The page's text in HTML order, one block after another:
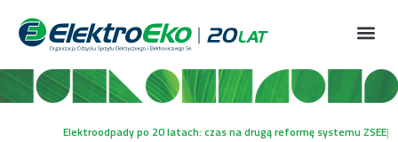
Elektroodpady po 20 latach: czas na drugą reformę systemu ZSEE|